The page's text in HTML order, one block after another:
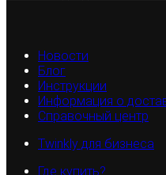
Новости
Блог
Инструкции
Информация о
Справочный центр
Twinkly для бизнеса
Где купить?